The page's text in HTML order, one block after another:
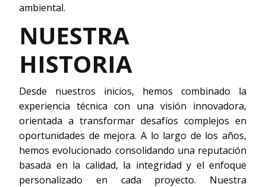
ambiental.
NUESTRA
HISTORIA
Desde nuestros inicios, hemos combinado la
experiencia técnica con una visión innovadora,
orientada a transformar desafíos complejos en
oportunidades de mejora. A lo largo de los años,
hemos evolucionado consolidando una reputación
basada en la calidad, la integridad y el enfoque
personalizado en cada proyecto. Nuestra